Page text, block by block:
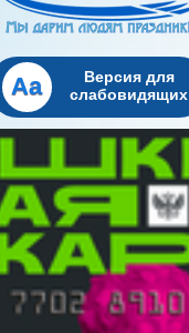
Aa
Версия для
слабовидящих